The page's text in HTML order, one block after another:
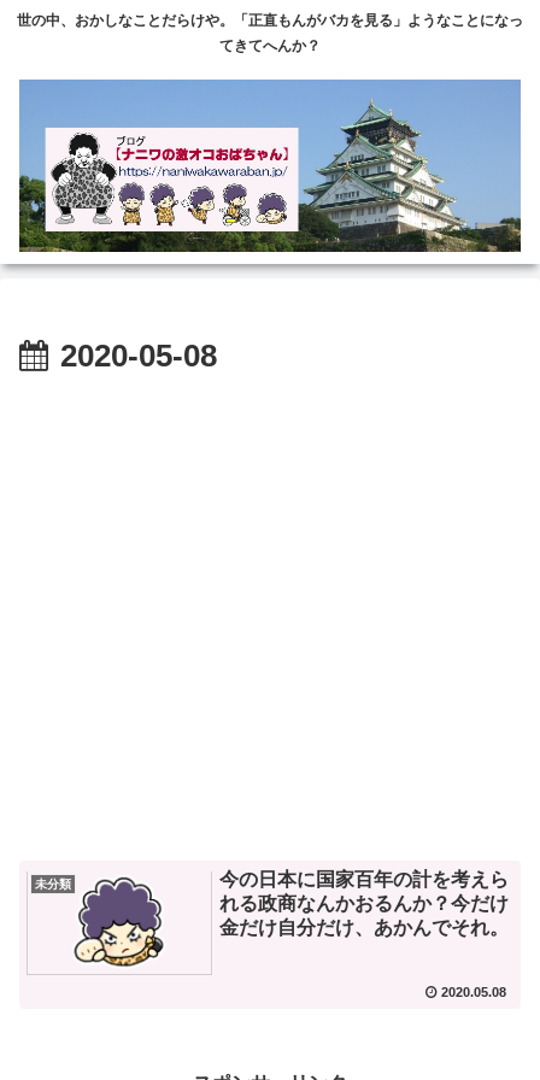
世の中、おかしなことだらけや。「正直もんがバカを見る」ようなことになっ
てきてへんか？
2020-05-08
未分類
今の日本に国家百年の計を考えら
れる政商なんかおるんか？今だけ
金だけ自分だけ、あかんでそれ。
2020.05.08